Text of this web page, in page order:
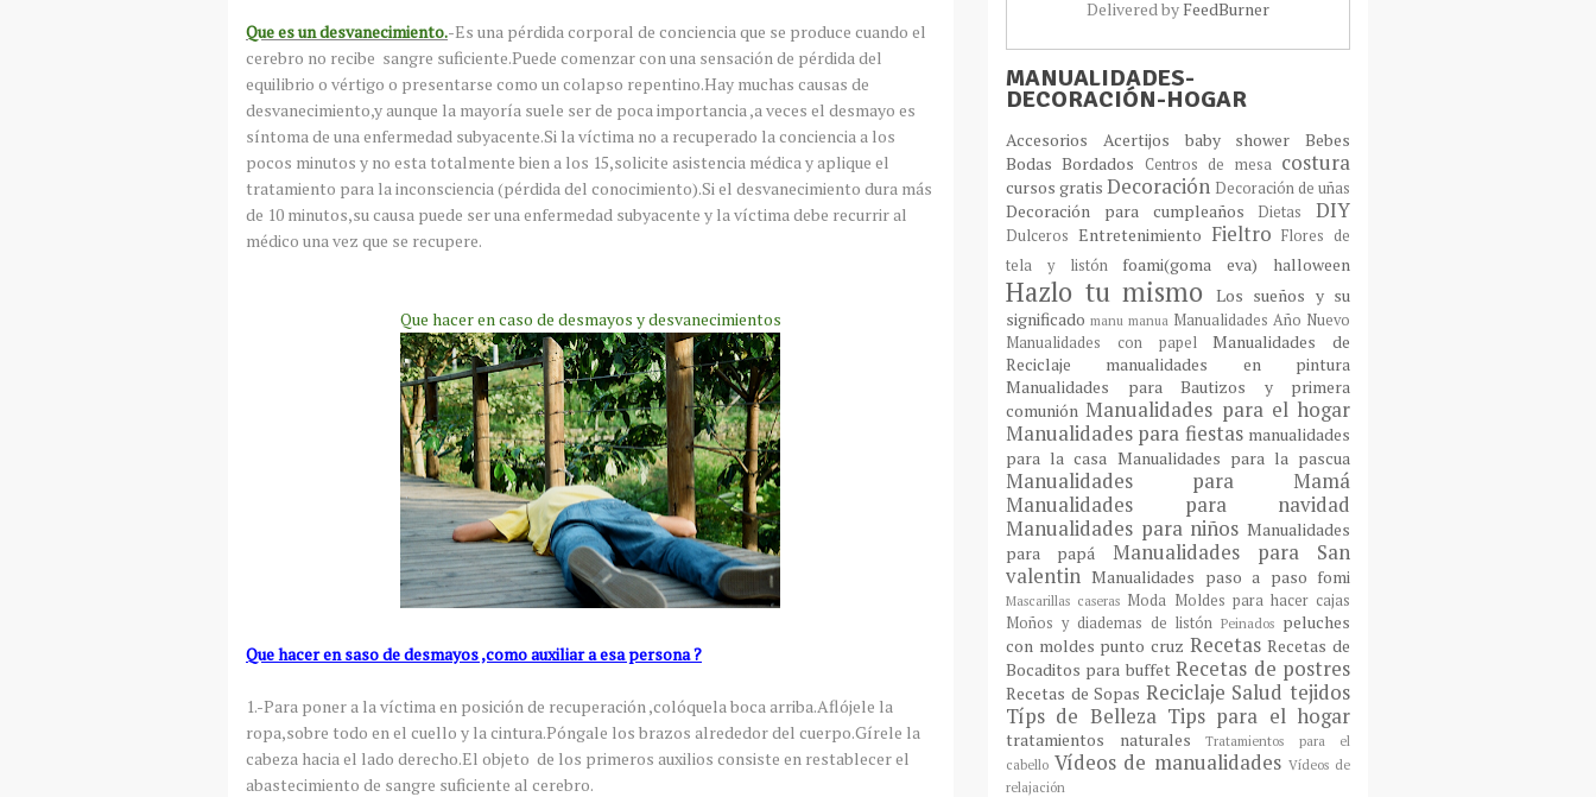
Que es un desvanecimiento.-Es una pérdida corporal de conciencia que se produce cuando el
cerebro no recibe sangre suficiente.Puede comenzar con una sensación de pérdida del
equilibrio o vértigo o presentarse como un colapso repentino.Hay muchas causas de
desvanecimiento,y aunque la mayoría suele ser de poca importancia ,a veces el desmayo es
síntoma de una enfermedad subyacente.Si la víctima no a recuperado la conciencia a los
pocos minutos y no esta totalmente bien a los 15,solicite asistencia médica y aplique el
tratamiento para la inconsciencia (pérdida del conocimiento).Si el desvanecimiento dura más
de 10 minutos,su causa puede ser una enfermedad subyacente y la víctima debe recurrir al
médico una vez que se recupere.
Que hacer en caso de desmayos y desvanecimientos
Que hacer en saso de desmayos ,como auxiliar a esa persona ?
1.-Para poner a la víctima en posición de recuperación ,colóquela boca arriba.Aflójele la
ropa,sobre todo en el cuello y la cintura.Póngale los brazos alrededor del cuerpo.Gírele la
cabeza hacia el lado derecho.El objeto de los primeros auxilios consiste en restablecer el
abastecimiento de sangre suficiente al cerebro.
Delivered by FeedBurner
MANUALIDADES-
DECORACIÓN-HOGAR
Accesorios Acertijos baby shower Bebes
BodasBordados Centros de mesa costura
cursos gratis Decoración Decoración de uñas
Decoración para cumpleaños Dietas DIY
Dulceros Entretenimiento FieltroFlores de
tela y listón foami(goma eva) halloween
Hazlo tu mismo
Los sueños y su
significado manu manua Manualidades Año Nuevo
Manualidades con papelManualidades de
Reciclaje manualidades en pintura
Manualidades para Bautizos y primera
comuniónManualidades para el hogar
Manualidades para fiestas manualidades
para la casa Manualidades para la pascua
Manualidades para Mamá
Manualidades para navidad
Manualidades para niños Manualidades
para papá Manualidades para San
valentinManualidades paso a paso fomi
Mascarillas caseras Moda Moldes para hacer cajas
Moños y diademas de listónPeinados peluches
con moldes punto cruz RecetasRecetas de
Bocaditos para buffetRecetas de postres
Recetas de Sopas Reciclaje Saludtejidos
Típs de Belleza Tips para el hogar
tratamientos naturales
Tratamientos para el
cabello Vídeos de manualidades Vídeos de
relajación